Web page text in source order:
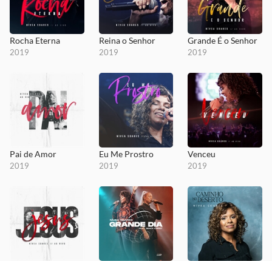
Rocha Eterna
2019
Reina o Senhor
2019
Grande É o Senhor
2019
Pai de Amor
2019
Eu Me Prostro
2019
Venceu
2019